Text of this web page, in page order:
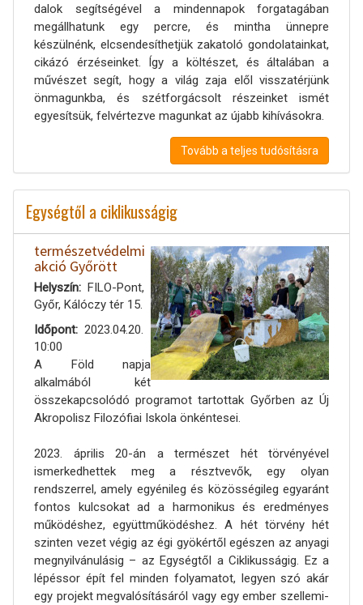
dalok segítségével a mindennapok forgatagában
megállhatunk egy percre, és mintha ünnepre
készülnénk, elcsendesíthetjük zakatoló gondolatainkat,
cikázó érzéseinket. Így a költészet, és általában a
művészet segít, hogy a világ zaja elől visszatérjünk
önmagunkba, és szétforgácsolt részeinket ismét
egyesítsük, felvértezve magunkat az újabb kihívásokra.
Tovább a teljes tudósításra
Egységtől a ciklikusságig
természetvédelmi
akció Győrött
Helyszín
FILO-Pont,
Győr, Kálóczy tér 15.
Időpont
2023.04.20.
10:00
A Föld napja
alkalmából két
összekapcsolódó programot tartottak Győrben az Új
Akropolisz Filozófiai Iskola önkéntesei.
2023. április 20-án a természet hét törvényével
ismerkedhettek meg a résztvevők, egy olyan
rendszerrel, amely egyénileg és közösségileg egyaránt
fontos kulcsokat ad a harmonikus és eredményes
működéshez, együttműködéshez. A hét törvény hét
szinten vezet végig az égi gyökértől egészen az anyagi
megnyilvánulásig – az Egységtől a Ciklikusságig. Ez a
lépéssor épít fel minden folyamatot, legyen szó akár
egy projekt megvalósításáról vagy egy ember szellemi-